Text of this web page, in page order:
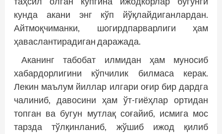
кунда акани энг кўп йўқлайдиганлардан.
Айтмоқчиманки, шогирдпарварлиги ҳам
ҳаваслантирадиган даражада.
Аканинг табобат илмидан ҳам муносиб
хабардорлигини кўпчилик билмаса керак.
Лекин маълум йиллар илгари оғир бир дардга
чалиниб, давосини ҳам ўт-гиёҳлар ортидан
топган ва бугун мутлақ соғайиб, исмига мос
тарзда тўлқинланиб, жўшиб ижод қилиб